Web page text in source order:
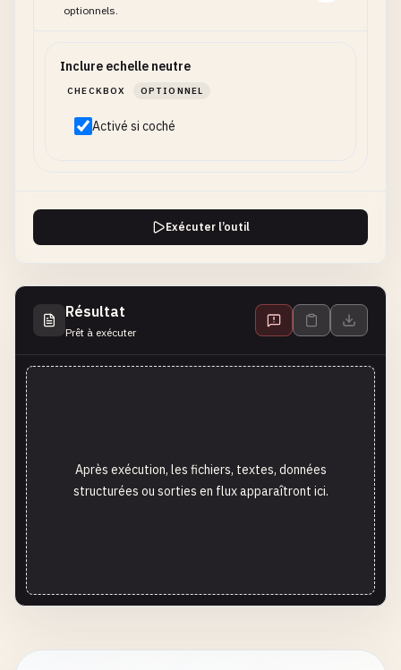
optionnels.
Inclure echelle neutre
CHECKBOX OPTIONNEL
Activé si coché
Exécuter l’outil
Résultat
Prêt à exécuter
Après exécution, les fichiers, textes, données
structurées ou sorties en flux apparaîtront ici.